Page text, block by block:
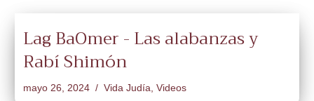
Lag BaOmer - Las alabanzas y
Rabí Shimón
mayo 26, 2024 Vida Judía, Videos